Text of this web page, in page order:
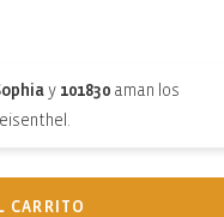
y 101830 aman los
CARRITO